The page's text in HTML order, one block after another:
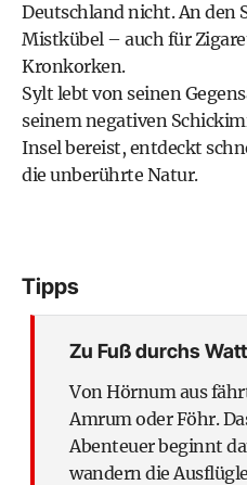
Deutschland nicht. An den
Mistkübel – auch für
Kronkorken.
Sylt lebt von seinen
seinem negativen
Insel bereist, entdeckt
die unberührte Natur.
Tipps
Zu Fuß durchs Watt
Von Hörnum aus
Amrum oder Föhr.
Abenteuer beginnt
wandern die